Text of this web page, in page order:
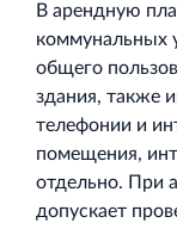
В арендную
коммунальных
общего
здания, также
телефонии и
помещения,
отдельно. При
допускает